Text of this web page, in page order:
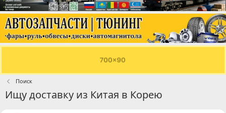
Поиск
Ищу доставку из Китая в Корею